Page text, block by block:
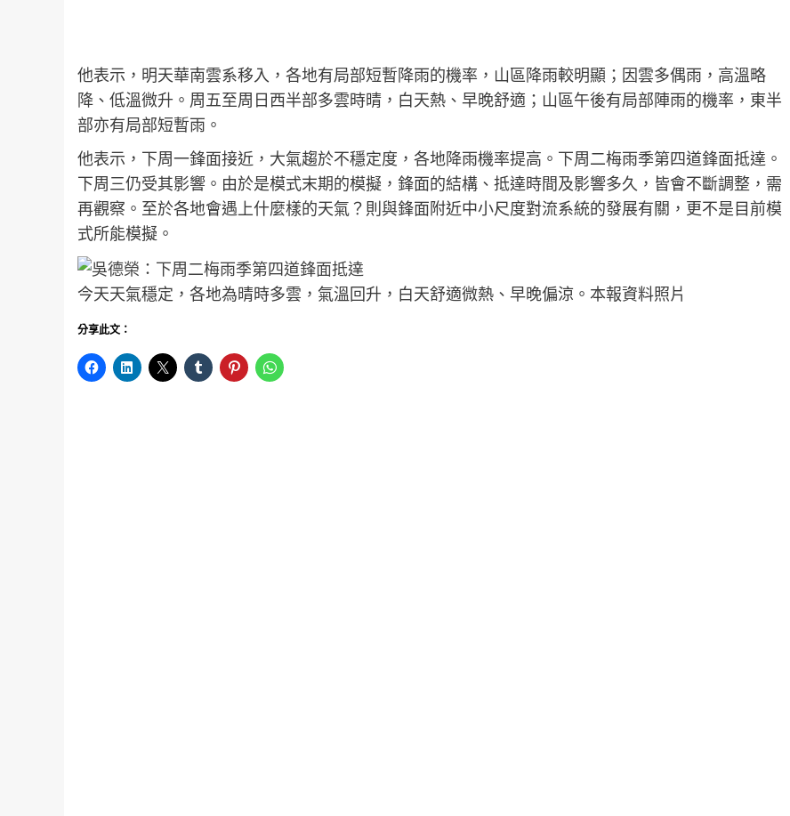
他表示，明天華南雲系移入，各地有局部短暫降雨的機率，山區降雨較明顯；因雲多偶雨，高溫略
降、低溫微升。周五至周日西半部多雲時晴，白天熱、早晚舒適；山區午後有局部陣雨的機率，東半
部亦有局部短暫雨。
他表示，下周一鋒面接近，大氣趨於不穩定度，各地降雨機率提高。下周二梅雨季第四道鋒面抵達。
下周三仍受其影響。由於是模式末期的模擬，鋒面的結構、抵達時間及影響多久，皆會不斷調整，需
再觀察。至於各地會遇上什麼樣的天氣？則與鋒面附近中小尺度對流系統的發展有關，更不是目前模
式所能模擬。
今天天氣穩定，各地為晴時多雲，氣溫回升，白天舒適微熱、早晚偏涼。本報資料照片
分享此文：